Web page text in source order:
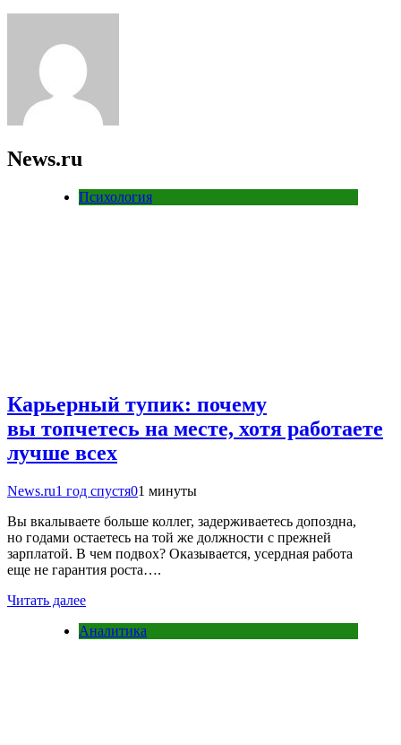
News.ru
Психология
Карьерный тупик: почему
вы топчетесь на месте, хотя работаете
лучше всех
News.ru1 год спустя01 минуты
Вы вкалываете больше коллег, задерживаетесь допоздна,
но годами остаетесь на той же должности с прежней
зарплатой. В чем подвох? Оказывается, усердная работа
еще не гарантия роста….
Читать далее
Аналитика